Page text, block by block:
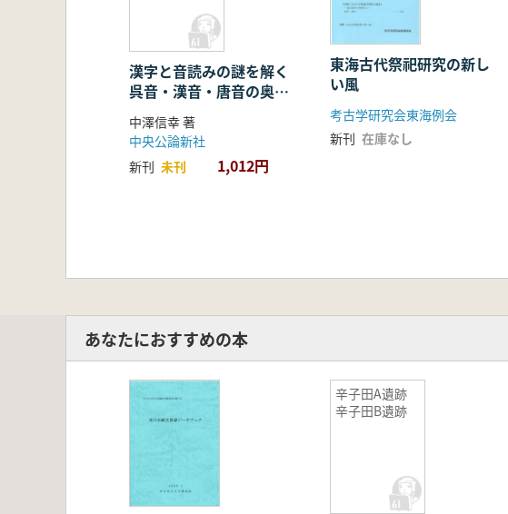
漢字と音読みの謎を解く
呉音・漢音・唐音の奥深
い世界
中澤信幸 著
中央公論新社
新刊 未刊 1,012円
東海古代祭祀研究の新し
い風
考古学研究会東海例会
新刊 在庫なし
あなたにおすすめの本
辛子田A遺跡
辛子田B遺跡